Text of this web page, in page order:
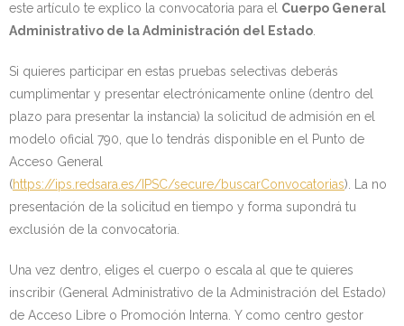
este artículo te explico la convocatoria para el Cuerpo General
Administrativo de la Administración del Estado.
Si quieres participar en estas pruebas selectivas deberás
cumplimentar y presentar electrónicamente online (dentro del
plazo para presentar la instancia) la solicitud de admisión en el
modelo oficial 790, que lo tendrás disponible en el Punto de
Acceso General
(https://ips.redsara.es/IPSC/secure/buscarConvocatorias). La no
presentación de la solicitud en tiempo y forma supondrá tu
exclusión de la convocatoria.
Una vez dentro, eliges el cuerpo o escala al que te quieres
inscribir (General Administrativo de la Administración del Estado)
de Acceso Libre o Promoción Interna. Y como centro gestor